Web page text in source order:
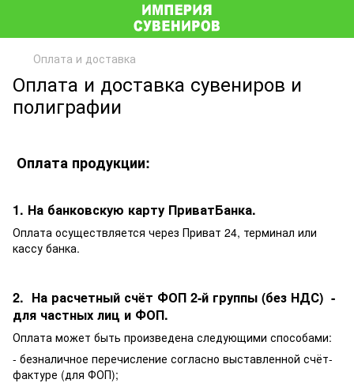
Оплата и доставка
Оплата и доставка сувениров и
полиграфии
Оплата продукции:
1. На банковскую карту ПриватБанка.
Оплата осуществляется через Приват 24, терминал или
кассу банка.
2. На расчетный счёт ФОП 2-й группы (без НДС) -
для частных лиц и ФОП.
Оплата может быть произведена следующими способами:
- безналичное перечисление согласно выставленной счёт-
фактуре (для ФОП);